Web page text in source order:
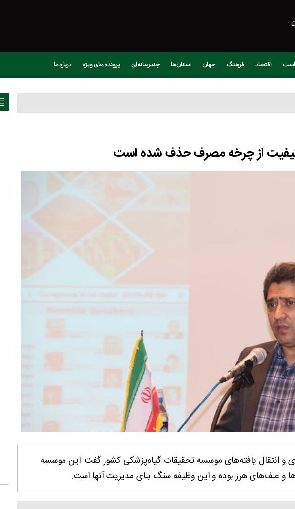
اقتصاد فرهنگ جهان استان‌ها چندرسانه‌ای پرونده های ویژه درباره ما
و انتقال یافته‌های موسسه تحقیقات گیاه‌پزشکی کشور گفت: این موسسه
و علف‌های هرز بوده و این وظیفه سنگ بنای مدیریت آنها است.